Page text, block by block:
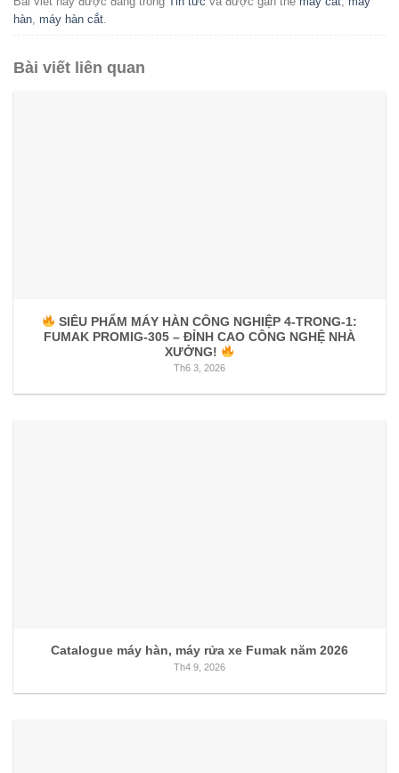
hàn máy hàn cắt
Bài viết liên quan
SIÊU PHẨM MÁY HÀN CÔNG NGHIỆP 4-TRONG-1:
FUMAK PROMIG-305 – ĐỈNH CAO CÔNG NGHỆ NHÀ
XƯỞNG!
Th6 3, 2026
Catalogue máy hàn, máy rửa xe Fumak năm 2026
Th4 9, 2026